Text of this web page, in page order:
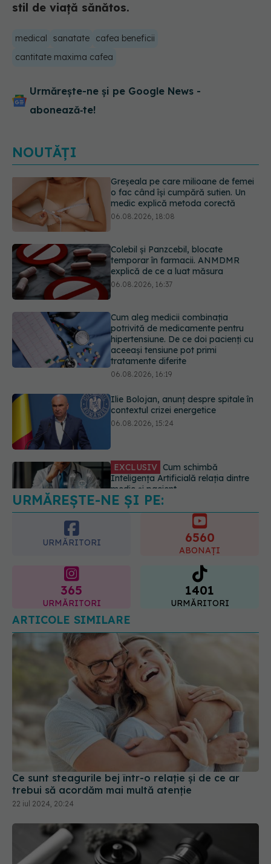
stil de viață sănătos.
medical sanatate
cafea beneficii
cantitate maxima cafea
Urmărește-ne și pe Google News -
abonează‑te!
NOUTĂȚI
Colebil și Panzcebil, blocate
temporar în farmacii. ANMDMR
explică de ce a luat măsura
Cum aleg medicii combinația
potrivită de medicamente pentru
hipertensiune. De ce doi pacienți cu
06.08.2026, 16:19
Ilie Bolojan, anunț despre spitale în
contextul crizei energetice
EXCLUSIV Cum schimbă
Inteligența Artificială relația dintre
Greșeala pe care milioane de femei
o fac când își cumpără sutien. Un
medic explică metoda corectă
06.08.2026, 18:08
URMĂREȘTE-NE ȘI PE:
6560
ABONAȚI
365
URMĂRITORI
1401
URMĂRITORI
ARTICOLE SIMILARE
Ce sunt steagurile bej într-o relație și de ce ar
trebui să acordăm mai multă atenție
22 iul 2024, 20:24